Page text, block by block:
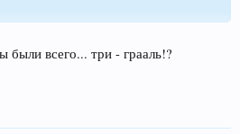
были всего... три - грааль!?